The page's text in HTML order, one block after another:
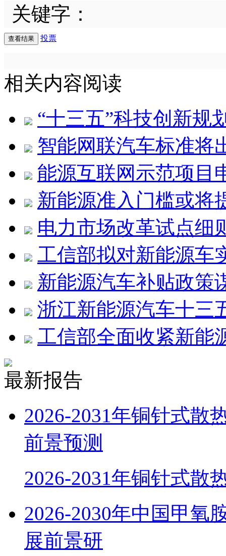
关键字：
投票
相关内容阅读
“十三五”科技创新规
智能网联汽车标准将
能源互联网示范项目
新能源准入门槛或将
电力市场改革试点细
工信部拟对新能源车
新能源汽车补贴政策
浙江新能源汽车十三
工信部全面收紧新能
最新报告
2026-2031年铜针式散
前景预测
2026-2031年铜针式散
2026-2030年中国甲氧
展前景研